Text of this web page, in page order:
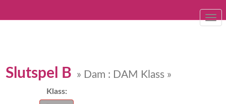
Slutspel B » Dam : DAM Klass »
Klass: